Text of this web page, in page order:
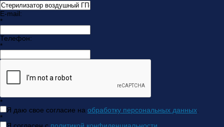
E-mail:
*
Телефон:
*
*
Я даю свое согласие на обработку персональных данных
*